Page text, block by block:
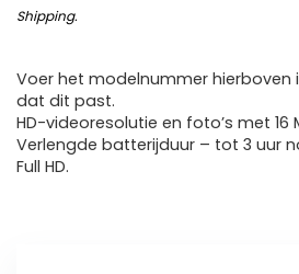
Shipping.
Voer het modelnummer hierboven
dat dit past.
HD-videoresolutie en foto’s met 16
Verlengde batterijduur – tot 3 uur
Full HD.